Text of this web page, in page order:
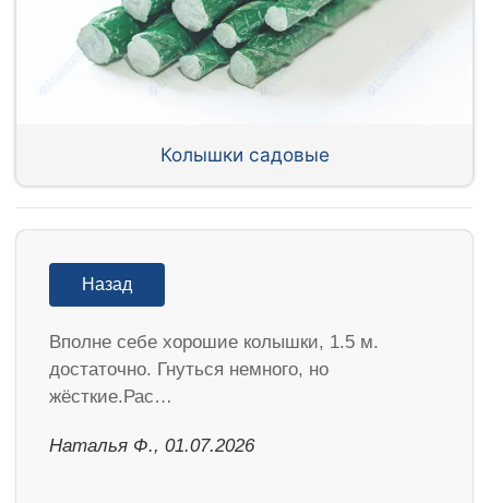
Колышки садовые
Назад
Вполне себе хорошие колышки, 1.5 м.
достаточно. Гнуться немного, но
жёсткие.Рас…
Наталья Ф., 01.07.2026